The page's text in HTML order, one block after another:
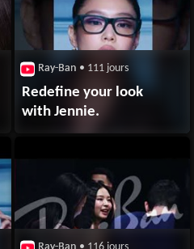
Ray-Ban • 111 jours
Redefine your look
with Jennie​.